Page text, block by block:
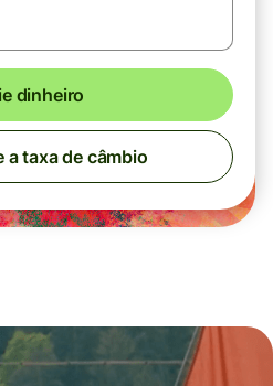
dinheiro
a taxa de câmbio